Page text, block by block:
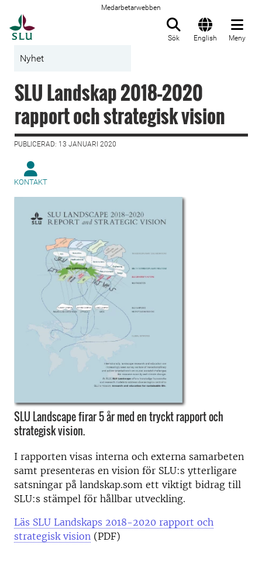
Medarbetarwebben
Sök English Meny
Nyhet
SLU Landskap 2018–2020
rapport och strategisk vision
PUBLICERAD: 13 JANUARI 2020
KONTAKT
SLU Landscape firar 5 år med en tryckt rapport och
strategisk vision.
I rapporten visas interna och externa samarbeten
samt presenteras en vision för SLU:s ytterligare
satsningar på landskap.som ett viktigt bidrag till
SLU:s stämpel för hållbar utveckling.
Läs SLU Landskaps 2018-2020 rapport och
strategisk vision (PDF)